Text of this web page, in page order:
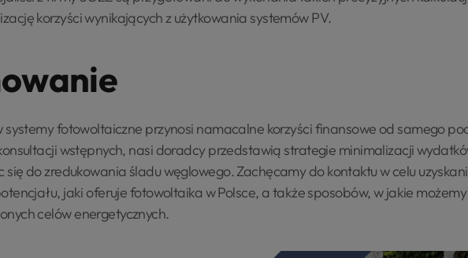
korzyści wynikających z użytkowania systemów PV.
systemy fotowoltaiczne przynosi namacalne korzyści finansowe od samego
wstępnych, nasi doradcy przedstawią strategie minimalizacji
się do zredukowania śladu węglowego. Zachęcamy do kontaktu w celu
jaki oferuje fotowoltaika w Polsce, a także sposobów, w jakie
celów energetycznych.